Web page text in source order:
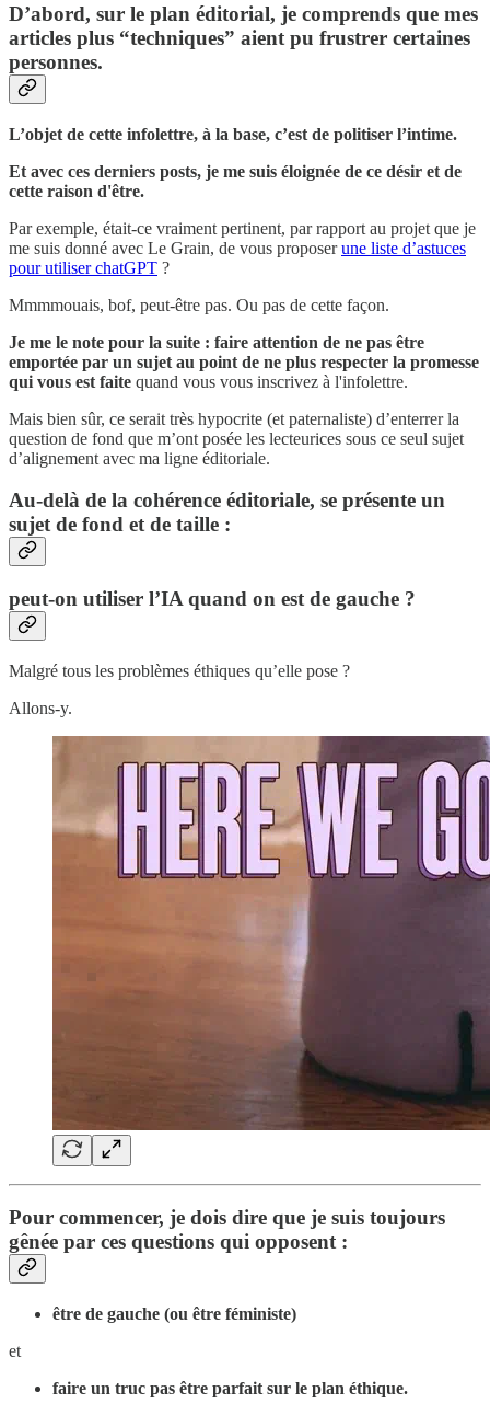
D’abord, sur le plan éditorial, je comprends que mes
articles plus “techniques” aient pu frustrer certaines
personnes.
L’objet de cette infolettre, à la base, c’est de politiser l’intime.
Et avec ces derniers posts, je me suis éloignée de ce désir et de
cette raison d'être.
Par exemple, était-ce vraiment pertinent, par rapport au projet que je
me suis donné avec Le Grain, de vous proposerune liste d’astuces
pour utiliser chatGPT ?
Mmmmouais, bof, peut-être pas. Ou pas de cette façon.
Je me le note pour la suite : faire attention de ne pas être
emportée par un sujet au point de ne plus respecter la promesse
qui vous est faite quand vous vous inscrivez à l'infolettre.
Mais bien sûr, ce serait très hypocrite (et paternaliste) d’enterrer la
question de fond que m’ont posée les lecteurices sous ce seul sujet
d’alignement avec ma ligne éditoriale.
Au-delà de la cohérence éditoriale, se présente un
sujet de fond et de taille :
peut-on utiliser l’IA quand on est de gauche ?
Malgré tous les problèmes éthiques qu’elle pose ?
Allons-y.
Pour commencer, je dois dire que je suis toujours
gênée par ces questions qui opposent :
être de gauche (ou être féministe)
et
faire un truc pas être parfait sur le plan éthique.